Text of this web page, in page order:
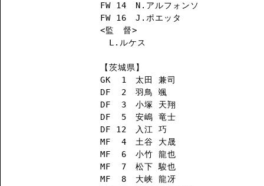
FW 14　N.アルフォンソ
FW 16　J.ポエッタ
<監　督>
L.ルケス
【茨城県】
GK  1　太田 兼司
DF  2　羽鳥 颯
DF  3　小塚 天翔
DF  5　安嶋 竜士
DF 12　入江 巧
MF  4　土谷 大晟
MF  6　小竹 龍也
MF  7　松下 駿也
MF  8　大峡 龍冴